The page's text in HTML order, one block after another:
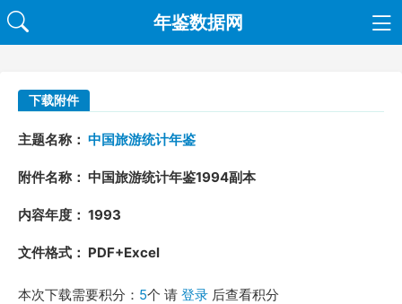
年鉴数据网
下载附件
主题名称： 中国旅游统计年鉴
附件名称： 中国旅游统计年鉴1994副本
内容年度： 1993
文件格式： PDF+Excel
本次下载需要积分： 5个 请 登录 后查看积分